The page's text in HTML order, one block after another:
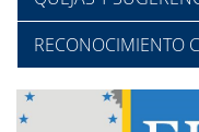
RECONOCIMIENTO